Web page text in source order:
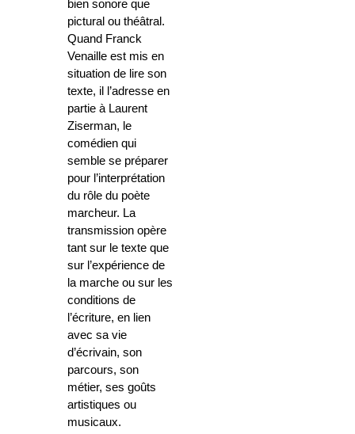
bien sonore que
pictural ou théâtral.
Quand Franck
Venaille est mis en
situation de lire son
texte, il l’adresse en
partie à Laurent
Ziserman, le
comédien qui
semble se préparer
pour l’interprétation
du rôle du poète
marcheur. La
transmission opère
tant sur le texte que
sur l’expérience de
la marche ou sur les
conditions de
l’écriture, en lien
avec sa vie
d’écrivain, son
parcours, son
métier, ses goûts
artistiques ou
musicaux.